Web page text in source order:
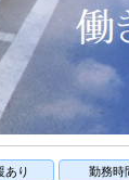
あり 勤務時